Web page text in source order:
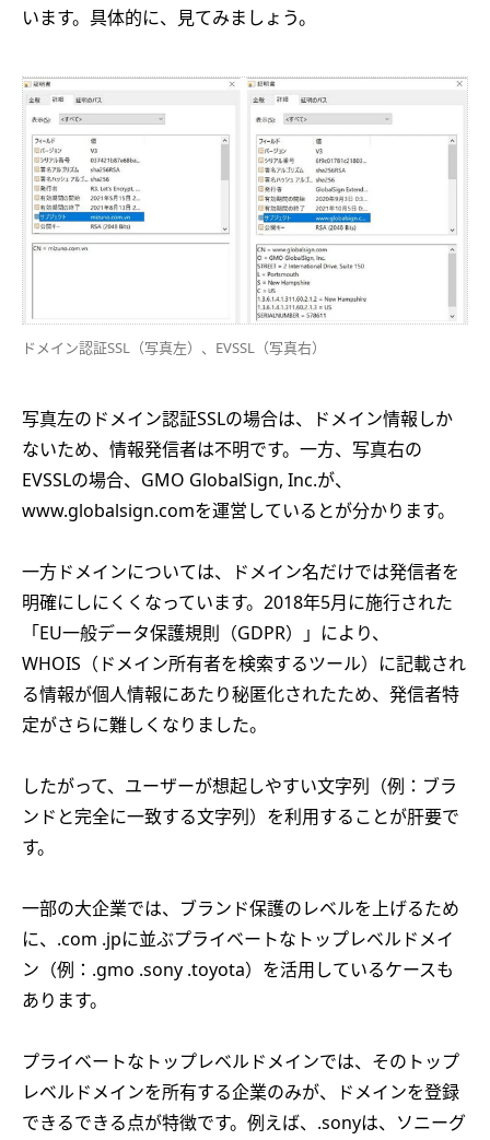
います。具体的に、見てみましょう。
ドメイン認証SSL（写真左）、EVSSL（写真右）
写真左のドメイン認証SSLの場合は、ドメイン情報しか
ないため、情報発信者は不明です。一方、写真右の
EVSSLの場合、GMO GlobalSign, Inc.が、
www.globalsign.comを運営しているとが分かります。
一方ドメインについては、ドメイン名だけでは発信者を
明確にしにくくなっています。2018年5月に施行された
「EU一般データ保護規則（GDPR）」により、
WHOIS（ドメイン所有者を検索するツール）に記載され
る情報が個人情報にあたり秘匿化されたため、発信者特
定がさらに難しくなりました。
したがって、ユーザーが想起しやすい文字列（例：ブラ
ンドと完全に一致する文字列）を利用することが肝要で
す。
一部の大企業では、ブランド保護のレベルを上げるため
に、.com .jpに並ぶプライベートなトップレベルドメイ
ン（例：.gmo .sony .toyota）を活用しているケースも
あります。
プライベートなトップレベルドメインでは、そのトップ
レベルドメインを所有する企業のみが、ドメインを登録
できるできる点が特徴です。例えば、.sonyは、ソニーグ